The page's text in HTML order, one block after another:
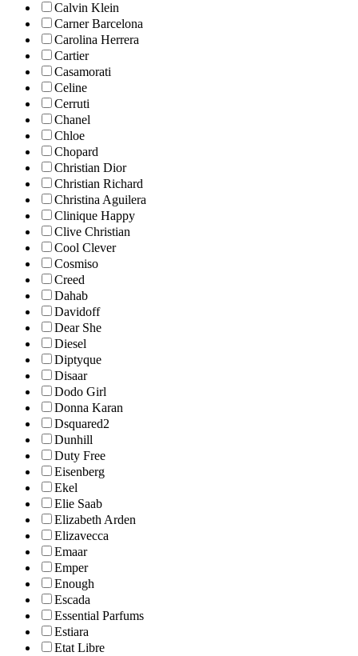
Calvin Klein
Carner Barcelona
Carolina Herrera
Cartier
Casamorati
Celine
Cerruti
Chanel
Chloe
Chopard
Christian Dior
Christian Richard
Christina Aguilera
Clinique Happy
Clive Christian
Cool Clever
Cosmiso
Creed
Dahab
Davidoff
Dear She
Diesel
Diptyque
Disaar
Dodo Girl
Donna Karan
Dsquared2
Dunhill
Duty Free
Eisenberg
Ekel
Elie Saab
Elizabeth Arden
Elizavecca
Emaar
Emper
Enough
Escada
Essential Parfums
Estiara
Etat Libre